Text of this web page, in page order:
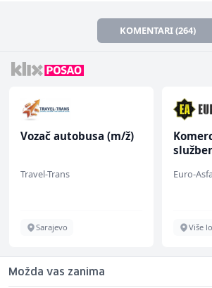
KOMENTARI (264)
Vozač autobusa (m/ž)
Travel-Trans
Sarajevo
Euro-
Više
Možda vas zanima